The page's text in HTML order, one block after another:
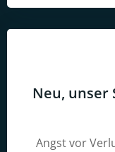
Neu, unser
Angst vor